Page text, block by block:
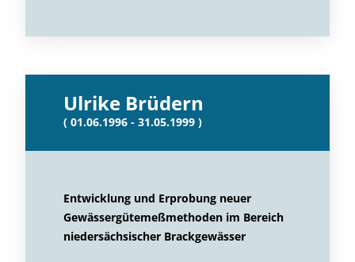
Ulrike Brüdern
( 01.06.1996 - 31.05.1999 )
Entwicklung und Erprobung neuer
Gewässergütemeßmethoden im Bereich
niedersächsischer Brackgewässer